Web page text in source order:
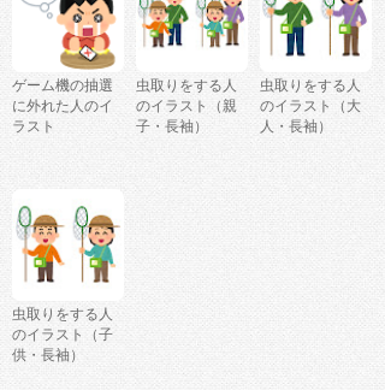
ゲーム機の抽選
に外れた人のイ
ラスト
虫取りをする人
のイラスト（親
子・長袖）
虫取りをする人
のイラスト（大
人・長袖）
虫取りをする人
のイラスト（子
供・長袖）